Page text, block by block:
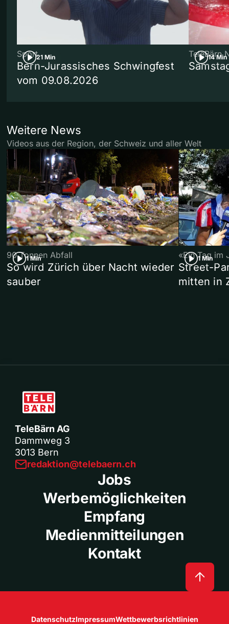
21 Min
Sport
Bern-Jurassisches Schwingfest
vom 09.08.2026
14 Min
TeleBärn
Weitere News
Videos aus der Region, der Schweiz und aller Welt
1 Min
90 Tonnen Abfall
So wird Zürich über Nacht wieder
sauber
1 Min
«Ein Tag im
Street-
mitten in
TeleBärn AG
Dammweg 3
3013 Bern
redaktion@telebaern.ch
Jobs
Werbemöglichkeiten
Empfang
Medienmitteilungen
Kontakt
DatenschutzImpressumWettbewerbsrichtlinien